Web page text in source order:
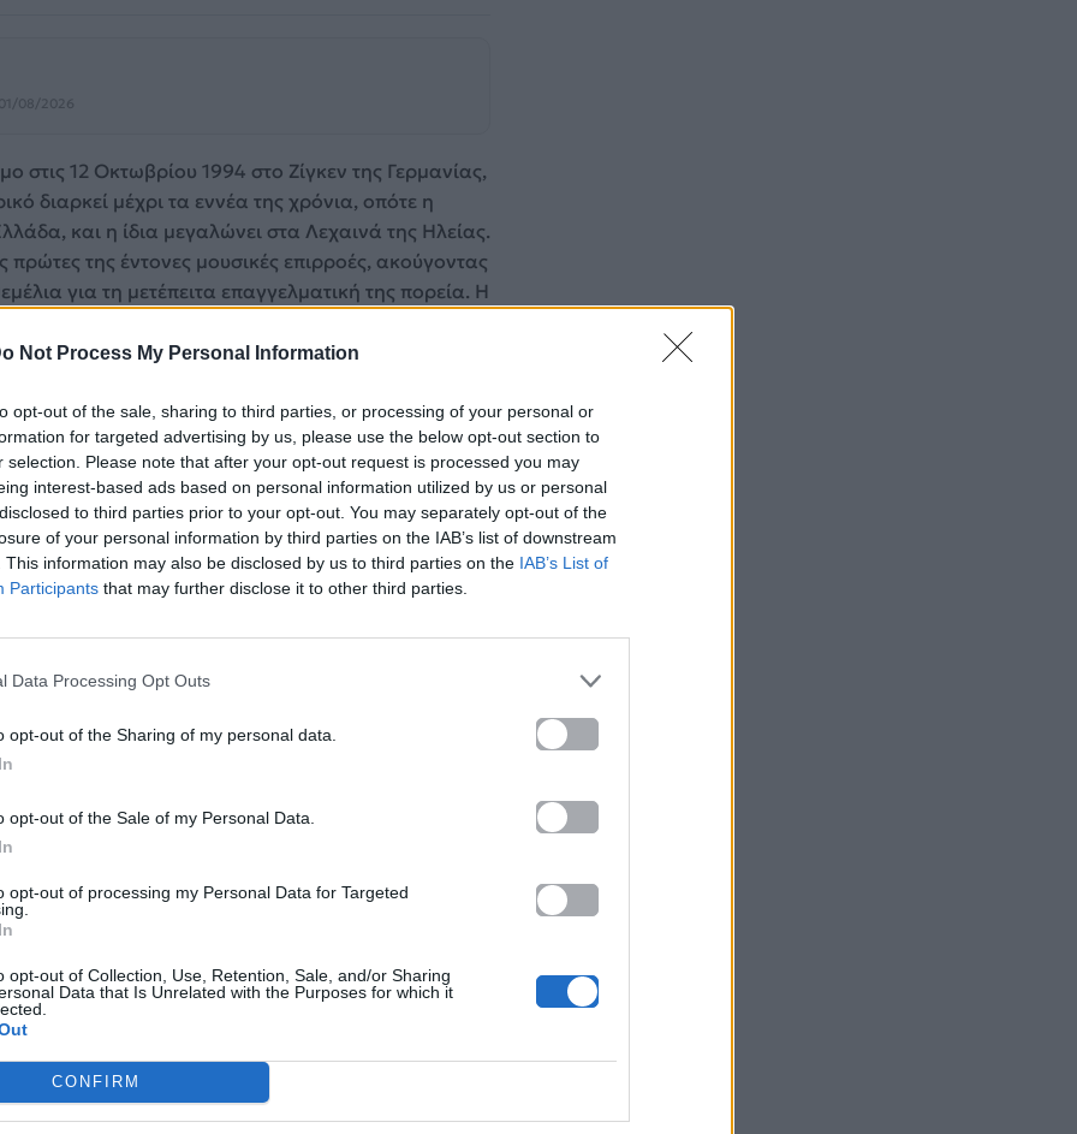
Not Process My Personal Information
opt-out of the sale, sharing to third parties, or processing of your personal or
for targeted advertising by us, please use the below opt-out section to
selection. Please note that after your opt-out request is processed you may
interest-based ads based on personal information utilized by us or personal
to third parties prior to your opt-out. You may separately opt-out of the
of your personal information by third parties on the IAB’s list of downstream
This information may also be disclosed by us to third parties on the IAB’s List of
Participants that may further disclose it to other third parties.
Data Processing Opt Outs
opt-out of the Sharing of my personal data.
opt-out of the Sale of my Personal Data.
opt-out of processing my Personal Data for Targeted
opt-out of Collection, Use, Retention, Sale, and/or Sharing
Data that Is Unrelated with the Purposes for which it
CONFIRM
08/2026
12 Οκτωβρίου 1994 στο Ζίγκεν της Γερμανίας,
διαρκεί μέχρι τα εννέα της χρόνια, οπότε η
και η ίδια μεγαλώνει στα Λεχαινά της Ηλείας.
της έντονες μουσικές επιρροές, ακούγοντας
για τη μετέπειτα επαγγελματική της πορεία. Η
ζωή της Αθήνας σηματοδοτεί την απόφασή
Φέρνοντας έναν φρέσκο αέρα στη
τα βιώματα από τις διαφορετικές
ένα δικό της ξεχωριστό κράμα μοντέρνων
που τραβά αμέσως την προσοχή.
με γρήγορα, αλλά εξαιρετικά σταθερά βήματα,
μέσα από τη συμμετοχή της στο τηλεοπτικό
διαρκώς τον ήχο και την αισθητική της,
ανταπόκριση στις ψηφιακές πλατφόρμες.
όπως τα «Σουσούρο», «Pare Repo», «Kale…
την εντυπωσιακή ευελιξία της στο pop
όπως τα «Εμείς», «Akou Logia», «I Agapi Ayti» και
της, προτείνοντας φρέσκα ρυθμικά μοτίβα
τη διάθεσή της για συνεχή πειραματισμό.
τη χρονιά του 2022, όταν επιλέγεται
διαγωνισμό της Eurovision στο Τορίνο της
συγκεντρώνει άμεσα μαζικά streams στις
διευρύνει εντυπωσιακά το κοινό της εκτός των
της είναι εξίσου δυναμική. Τραγούδια όπως τα
και «Πως Με Άφησες Να Ζω» κατακτούν τα
όπως τα «Κλείνω τα μάτια μου», «Βασανίζω
«Δεν Μπορώ» και «Το Φεγγάρι»,
σε διαφορετικά τέμπο, από
μπαλάντες. Ακόμα και ιδιαίτερες
12 – Crayon», βρίσκουν σταθερά τη θέση τους